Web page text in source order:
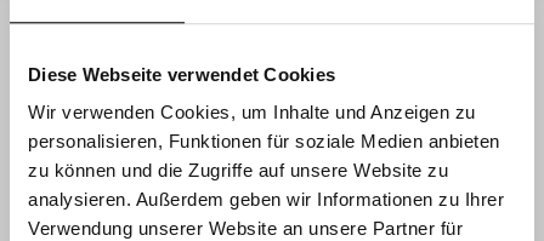
Diese Webseite verwendet Cookies
Wir verwenden Cookies, um Inhalte und Anzeigen zu
personalisieren, Funktionen für soziale Medien anbieten
zu können und die Zugriffe auf unsere Website zu
analysieren. Außerdem geben wir Informationen zu Ihrer
Verwendung unserer Website an unsere Partner für